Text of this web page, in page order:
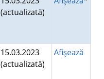
(actualizată)
15.03.2023
(actualizată)
Afişează